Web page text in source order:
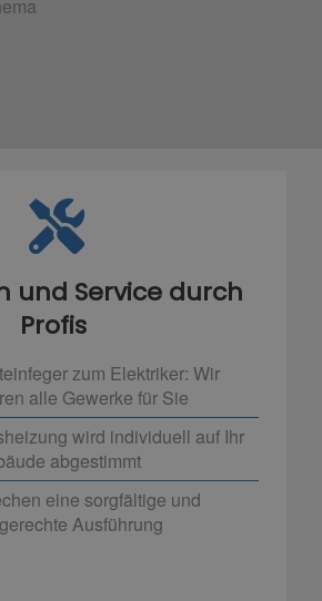
und Service durch
Profis
zum Elektriker: Wir
alle Gewerke für Sie
wird individuell auf Ihr
abgestimmt
eine sorgfältige und
Ausführung